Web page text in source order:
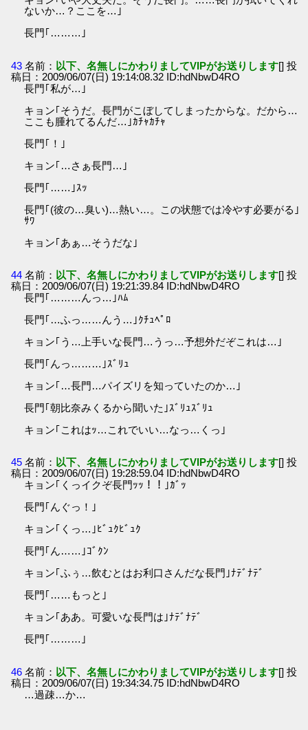
ないか…？ここを…｣
長門｢………｣
43 名前： 以下、名無しにかわりましてVIPがお送りします[] 投
稿日：2009/06/07(日) 19:14:08.32 ID:hdNbwD4RO
長門｢私が…｣
キョン｢そうだ。長門がこぼしてしまったからな。だから…
ここも腫れてるんだ…｣ｶﾁｬｶﾁｬ
長門｢！｣
キョン｢…さぁ長門…｣
長門｢……｣ｽｯ
長門｢(彼の…臭い)…熱い…。この状態では冷やす必要がる｣
ｻﾜ
キョン｢あぁ…そうだな｣
44 名前： 以下、名無しにかわりましてVIPがお送りします[] 投
稿日：2009/06/07(日) 19:21:39.84 ID:hdNbwD4RO
長門｢………んっ…｣ﾊﾑ
長門｢…ふっ……んう…｣ｸﾁｭﾍﾟﾛ
キョン｢う…上手いな長門…うっ…予想外だぞこれは…｣
長門｢んっ………｣ｽﾞﾘｭ
キョン｢…長門…パイズリを知っていたのか…｣
長門｢朝比奈みくるから聞いた｣ｽﾞﾘｭｽﾞﾘｭ
キョン｢これはｯ…これでいい…なっ…くっ｣
45 名前： 以下、名無しにかわりましてVIPがお送りします[] 投
稿日：2009/06/07(日) 19:28:59.04 ID:hdNbwD4RO
キョン｢くっイクぞ長門ｯｯ！！｣ｶﾞｯ
長門｢んぐっ！｣
キョン｢くっ…｣ﾋﾞｭｸﾋﾞｭｸ
長門｢ん……｣ｺﾞｸﾝ
キョン｢ふぅ…飲むとはお利口さんだな長門｣ﾅﾃﾞﾅﾃﾞ
長門｢……もっと｣
キョン｢ああ。可愛いな長門は｣ﾅﾃﾞﾅﾃﾞ
長門｢………｣
46 名前： 以下、名無しにかわりましてVIPがお送りします[] 投
稿日：2009/06/07(日) 19:34:34.75 ID:hdNbwD4RO
…過疎…か…